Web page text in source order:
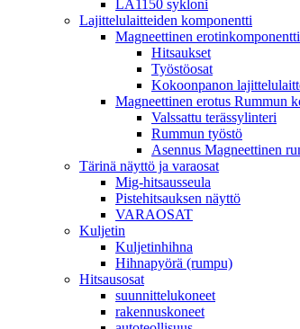
LA1150 sykloni
Lajittelulaitteiden komponentti
Magneettinen erotinkomponentti
Hitsaukset
Työstöosat
Kokoonpanon
Magneettinen erotus Rummun
Valssattu terässylinteri
Rummun työstö
Asennus Magneettinen
Tärinä näyttö ja varaosat
Mig-hitsausseula
Pistehitsauksen näyttö
VARAOSAT
Kuljetin
Kuljetinhihna
Hihnapyörä (rumpu)
Hitsausosat
suunnittelukoneet
rakennuskoneet